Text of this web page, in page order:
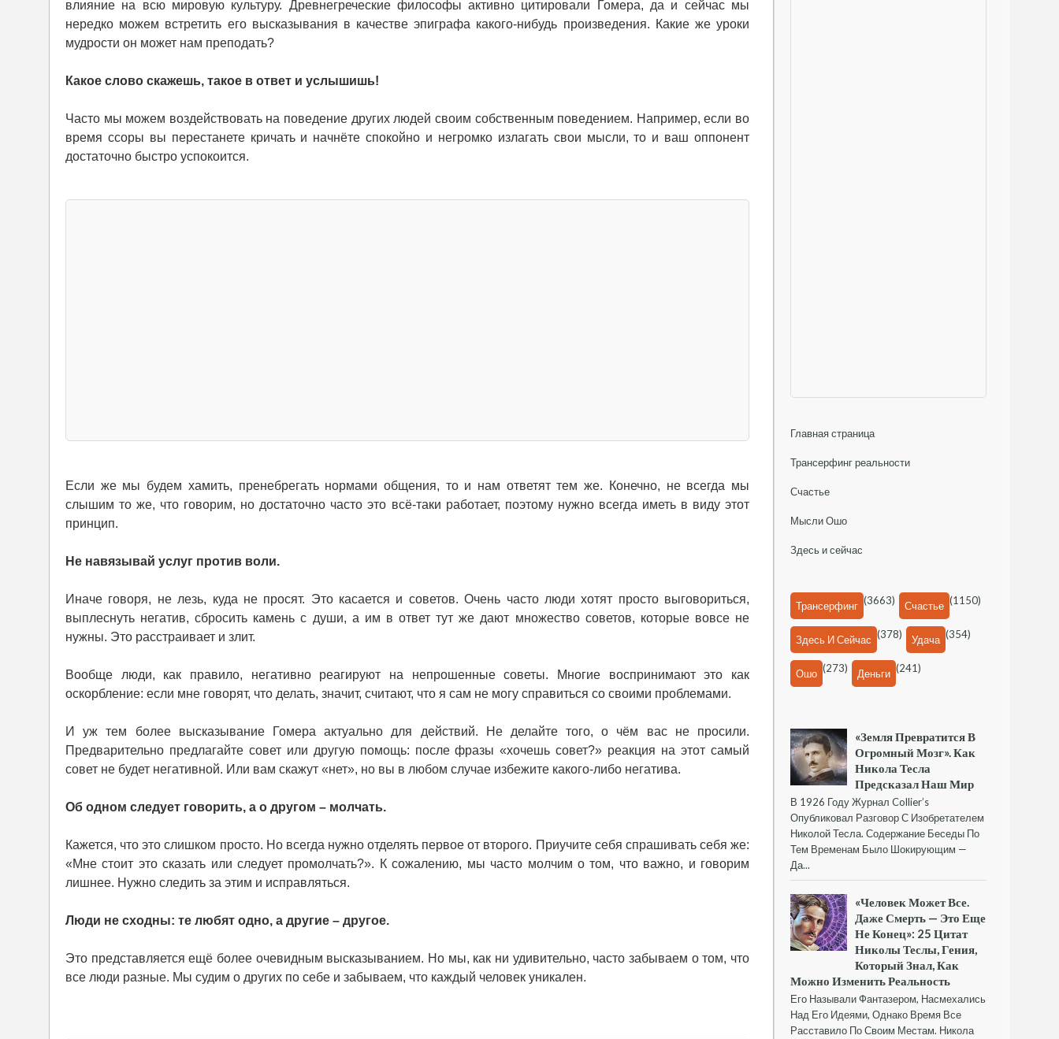
влияние на всю мировую культуру. Древнегреческие философы активно цитировали Гомера, да и сейчас мы
нередко можем встретить его высказывания в качестве эпиграфа какого-нибудь произведения. Какие же уроки
мудрости он может нам преподать?
Какое слово скажешь, такое в ответ и услышишь!
Часто мы можем воздействовать на поведение других людей своим собственным поведением. Например, если во
время ссоры вы перестанете кричать и начнёте спокойно и негромко излагать свои мысли, то и ваш оппонент
достаточно быстро успокоится.
Если же мы будем хамить, пренебрегать нормами общения, то и нам ответят тем же. Конечно, не всегда мы
слышим то же, что говорим, но достаточно часто это всё-таки работает, поэтому нужно всегда иметь в виду этот
принцип.
Не навязывай услуг против воли.
Иначе говоря, не лезь, куда не просят. Это касается и советов. Очень часто люди хотят просто выговориться,
выплеснуть негатив, сбросить камень с души, а им в ответ тут же дают множество советов, которые вовсе не
нужны. Это расстраивает и злит.
Вообще люди, как правило, негативно реагируют на непрошенные советы. Многие воспринимают это как
оскорбление: если мне говорят, что делать, значит, считают, что я сам не могу справиться со своими проблемами.
И уж тем более высказывание Гомера актуально для действий. Не делайте того, о чём вас не просили.
Предварительно предлагайте совет или другую помощь: после фразы «хочешь совет?» реакция на этот самый
совет не будет негативной. Или вам скажут «нет», но вы в любом случае избежите какого-либо негатива.
Об одном следует говорить, а о другом – молчать.
Кажется, что это слишком просто. Но всегда нужно отделять первое от второго. Приучите себя спрашивать себя же:
«Мне стоит это сказать или следует промолчать?». К сожалению, мы часто молчим о том, что важно, и говорим
лишнее. Нужно следить за этим и исправляться.
Люди не сходны: те любят одно, а другие – другое.
Это представляется ещё более очевидным высказыванием. Но мы, как ни удивительно, часто забываем о том, что
все люди разные. Мы судим о других по себе и забываем, что каждый человек уникален.
Главная страница
Трансерфинг реальности
Счастье
Мысли Ошо
Здесь и сейчас
Трансерфинг (3663) Счастье (1150)
Здесь И Сейчас (378) Удача (354)
Ошо (273) Деньги (241)
«Земля Превратится В
Огромный Мозг». Как
Никола Тесла
Предсказал Наш Мир
В 1926 Году Журнал Collier’s
Опубликовал Разговор С Изобретателем
Николой Тесла. Содержание Беседы По
Тем Временам Было Шокирующим —
Да...
«Человек Может Все.
Даже Смерть — Это Еще
Не Конец»: 25 Цитат
Николы Теслы, Гения,
Который Знал, Как
Можно Изменить Реальность
Его Называли Фантазером, Насмехались
Над Его Идеями, Однако Время Все
Расставило По Своим Местам. Никола